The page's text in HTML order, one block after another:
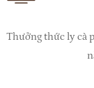
Thưởng thức ly cà